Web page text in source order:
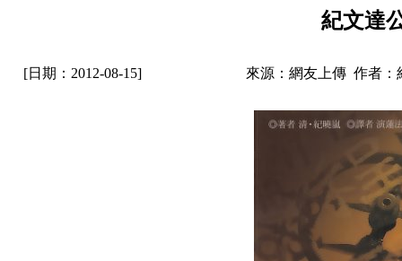
紀文達
[日期：2012-08-15] 來源：網友上傳 作者：